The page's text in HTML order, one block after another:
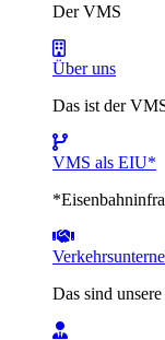
Der VMS
Über uns
Das ist der
VMS als EIU*
Das sind